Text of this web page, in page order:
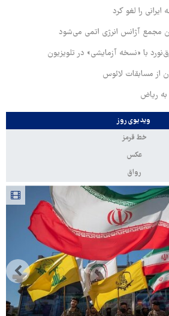
را لغو کرد
مجمع آژانس انرژی اتمی می‌شود
با «نسخه آزمایشی» در تلویزیون
از مسابقات لائوس
ریاض
ویدیوی روز
خط قرمز
عکس
رواق